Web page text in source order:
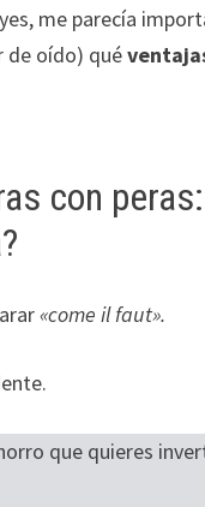
me parecía
de oído) qué
con
«come il faut».
que quieres